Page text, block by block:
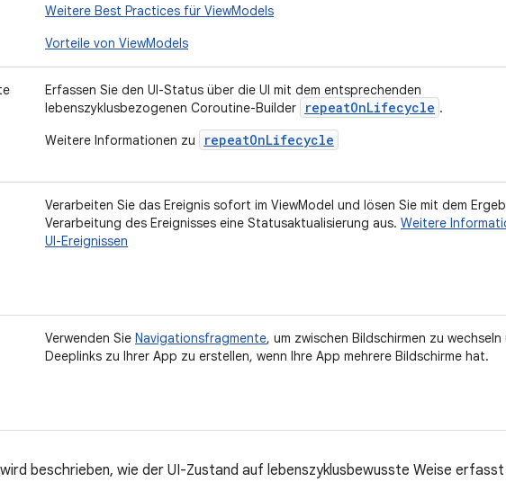
Weitere Best Practices für ViewModels
Vorteile von ViewModels
Erfassen Sie den UI-Status über die UI mit dem entsprechenden
lebenszyklusbezogenen Coroutine-Builder
repeatOnLifecycle .
Weitere Informationen zu
repeatOnLifecycle
Verarbeiten Sie das Ereignis sofort im ViewModel und lösen Sie mit dem
Verarbeitung des Ereignisses eine Statusaktualisierung aus. Weitere
UI-Ereignissen
Verwenden Sie Navigationsfragmente, um zwischen Bildschirmen zu wechseln
Deeplinks zu Ihrer App zu erstellen, wenn Ihre App mehrere Bildschirme hat.
beschrieben, wie der UI-Zustand auf lebenszyklusbewusste Weise